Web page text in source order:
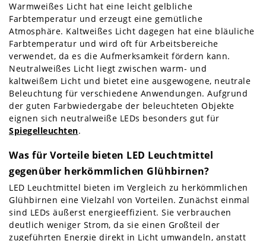
Warmweißes Licht hat eine leicht gelbliche
Farbtemperatur und erzeugt eine gemütliche
Atmosphäre. Kaltweißes Licht dagegen hat eine bläuliche
Farbtemperatur und wird oft für Arbeitsbereiche
verwendet, da es die Aufmerksamkeit fördern kann.
Neutralweißes Licht liegt zwischen warm- und
kaltweißem Licht und bietet eine ausgewogene, neutrale
Beleuchtung für verschiedene Anwendungen. Aufgrund
der guten Farbwiedergabe der beleuchteten Objekte
eignen sich neutralweiße LEDs besonders gut für
Spiegelleuchten.
Was für Vorteile bieten LED Leuchtmittel
gegenüber herkömmlichen Glühbirnen?
LED Leuchtmittel bieten im Vergleich zu herkömmlichen
Glühbirnen eine Vielzahl von Vorteilen. Zunächst einmal
sind LEDs äußerst energieeffizient. Sie verbrauchen
deutlich weniger Strom, da sie einen Großteil der
zugeführten Energie direkt in Licht umwandeln, anstatt